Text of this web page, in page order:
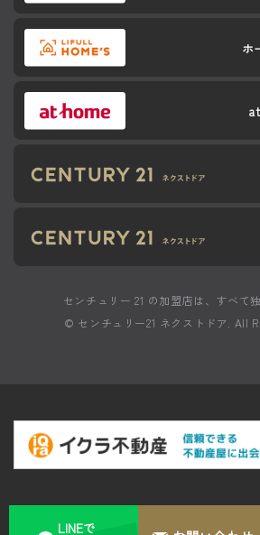
ホ
センチュリー 21 の加盟店は、すべて
© センチュリー21 ネクストドア. All
LINEで